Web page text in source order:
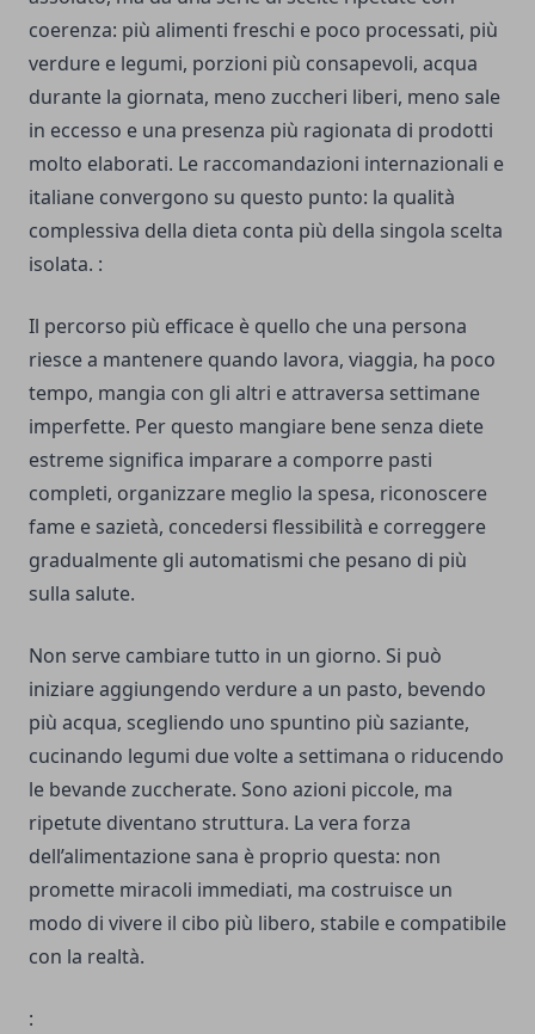
coerenza: più alimenti freschi e poco processati, più
verdure e legumi, porzioni più consapevoli, acqua
durante la giornata, meno zuccheri liberi, meno sale
in eccesso e una presenza più ragionata di prodotti
molto elaborati. Le raccomandazioni internazionali e
italiane convergono su questo punto: la qualità
complessiva della dieta conta più della singola scelta
isolata. :
Il percorso più efficace è quello che una persona
riesce a mantenere quando lavora, viaggia, ha poco
tempo, mangia con gli altri e attraversa settimane
imperfette. Per questo mangiare bene senza diete
estreme significa imparare a comporre pasti
completi, organizzare meglio la spesa, riconoscere
fame e sazietà, concedersi flessibilità e correggere
gradualmente gli automatismi che pesano di più
sulla salute.
Non serve cambiare tutto in un giorno. Si può
iniziare aggiungendo verdure a un pasto, bevendo
più acqua, scegliendo uno spuntino più saziante,
cucinando legumi due volte a settimana o riducendo
le bevande zuccherate. Sono azioni piccole, ma
ripetute diventano struttura. La vera forza
dell’alimentazione sana è proprio questa: non
promette miracoli immediati, ma costruisce un
modo di vivere il cibo più libero, stabile e compatibile
con la realtà.
: